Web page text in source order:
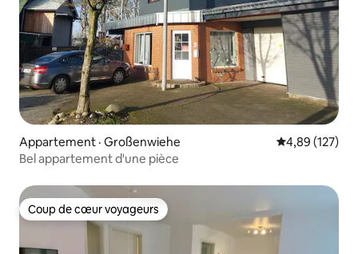
Appartement · Großenwiehe Note
4,89 (127)
Bel appartement d'une pièce
Coup de cœur voyageurs
Coup de cœur voyageurs